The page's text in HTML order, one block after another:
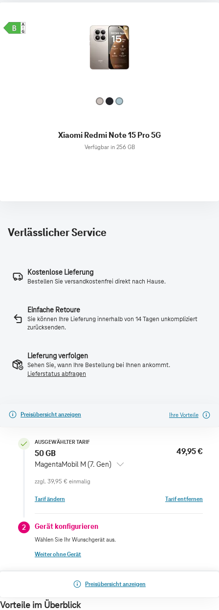
Xiaomi Redmi Note 15 Pro 5G
Verfügbar in 256 GB
Verlässlicher Service
Kostenlose Lieferung
Bestellen Sie versandkostenfrei direkt nach Hause.
Einfache Retoure
Sie können Ihre Lieferung innerhalb von 14 Tagen unkompliziert
zurücksenden.
Lieferung verfolgen
Sehen Sie, wann Ihre Bestellung bei Ihnen ankommt.
Lieferstatus abfragen
Preisübersicht anzeigen Ihre Vorteile
AUSGEWÄHLTER TARIF
50 GB
MagentaMobil M (7. Gen)
49,95 €
zzgl. 39,95 € einmalig
Tarif ändern Tarif entfernen
2 Gerät konfigurieren
Wählen Sie Ihr Wunschgerät aus.
Weiter ohne Gerät
Preisübersicht anzeigen
Vorteile im Überblick